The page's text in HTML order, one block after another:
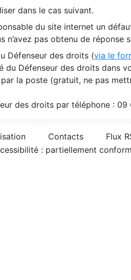
dans le cas suivant.
du site internet un
n’avez pas obtenu de réponse
Défenseur des droits (via le
du Défenseur des droits dans
la poste (gratuit, ne pas
des droits par téléphone :
Contacts
Flux
: partiellement